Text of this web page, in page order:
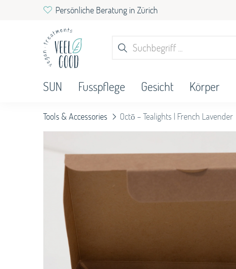
Persönliche Beratung in Zürich
Products
SUN Fusspflege Gesicht Körper
Tools & Accessories Octō – Tealights | French Lavender